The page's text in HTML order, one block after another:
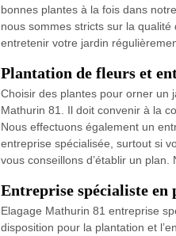
bonnes plantes à la fois dans
nous sommes stricts sur la
entretenir votre jardin
Plantation de fleurs et
Choisir des plantes pour orner un
Mathurin 81. Il doit convenir à la
Nous effectuons également un
entreprise spécialisée, surtout si
vous conseillons d’établir un
Entreprise spécialiste
Elagage Mathurin 81 entreprise
disposition pour la plantation et